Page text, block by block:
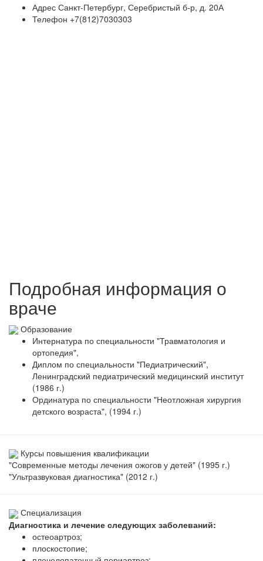
Адрес Санкт-Петербург, Серебристый б-р, д. 20А
Телефон +7(812)7030303
Подробная информация о
враче
Образование
Интернатура по специальности "Травматология и
ортопедия",
Диплом по специальности "Педиатрический",
Ленинградский педиатрический медицинский институт
(1986 г.)
Ординатура по специальности "Неотложная хирургия
детского возраста", (1994 г.)
Курсы повышения квалификации
"Современные методы лечения ожогов у детей" (1995 г.)
"Ультразвуковая диагностика" (2012 г.)
Специализация
Диагностика и лечение следующих заболеваний:
остеоартроз;
плоскостопие;